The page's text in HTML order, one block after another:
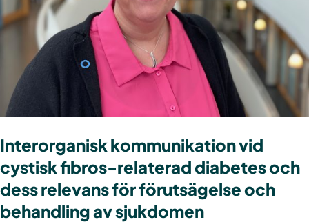
Interorganisk kommunikation vid
cystisk fibros-relaterad diabetes och
dess relevans för förutsägelse och
behandling av sjukdomen